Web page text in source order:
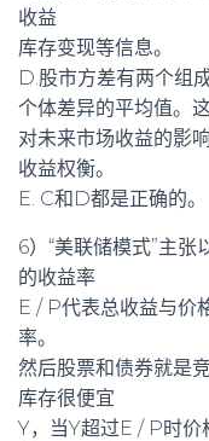
收益
库存变现等信息。
D.股市方差有两个组
个体差异的平均值。
对未来市场收益的影
收益权衡。
E. C和D都是正确的。
6）“美联储模式”主张
的收益率
E / P代表总收益与价
率。
然后股票和债券就是
库存很便宜
Y，当Y超过E / P时